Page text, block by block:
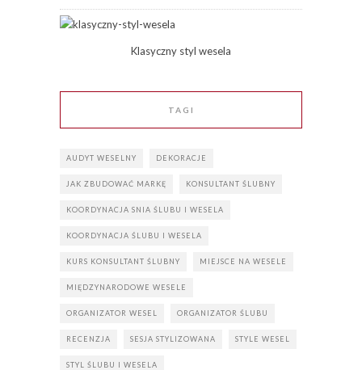
Klasyczny styl wesela
TAGI
AUDYT WESELNY DEKORACJE
JAK ZBUDOWAĆ MARKĘ KONSULTANT ŚLUBNY
KOORDYNACJA SNIA ŚLUBU I WESELA
KOORDYNACJA ŚLUBU I WESELA
KURS KONSULTANT ŚLUBNY MIEJSCE NA WESELE
MIĘDZYNARODOWE WESELE
ORGANIZATOR WESEL ORGANIZATOR ŚLUBU
RECENZJA SESJA STYLIZOWANA STYLE WESEL
STYL ŚLUBU I WESELA